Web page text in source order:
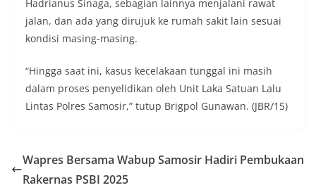
Hadrianus Sinaga, sebagian lainnya menjalani rawat
jalan, dan ada yang dirujuk ke rumah sakit lain sesuai
kondisi masing-masing.
“Hingga saat ini, kasus kecelakaan tunggal ini masih
dalam proses penyelidikan oleh Unit Laka Satuan Lalu
Lintas Polres Samosir,” tutup Brigpol Gunawan. (JBR/15)
Wapres Bersama Wabup Samosir Hadiri Pembukaan
Rakernas PSBI 2025